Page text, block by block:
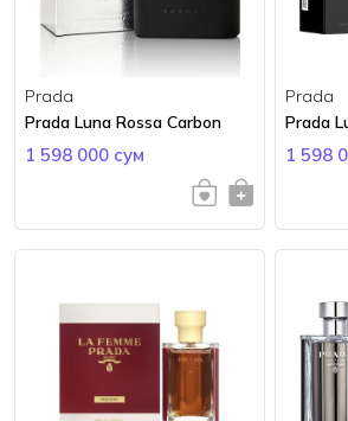
Prada
Prada Luna Rossa Carbon
1 598 000 сум
Prada
Prada
1 598